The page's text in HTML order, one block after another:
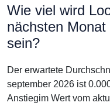
Wie viel wird
nächsten
sein?
Der erwartete
september 2026 ist
Anstiegim Wert vom